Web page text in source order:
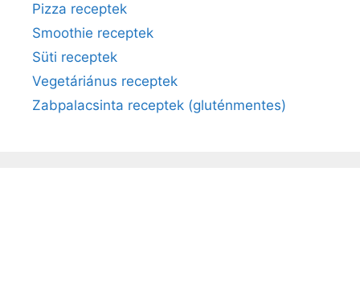
Pizza receptek
Smoothie receptek
Süti receptek
Vegetáriánus receptek
Zabpalacsinta receptek (gluténmentes)